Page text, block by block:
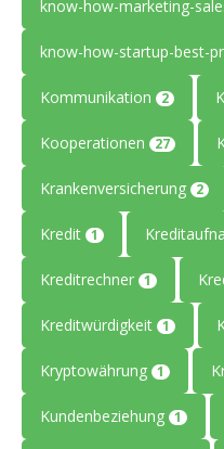
know-how-marketing-
know-how-startup-best-
Kommunikation 2
Kooperationen 27
Krankenversicherung 2
Kredit 1
Kreditrechner 1
Kreditwürdigkeit 1
Kryptowährung 1
Kundenbeziehung 1